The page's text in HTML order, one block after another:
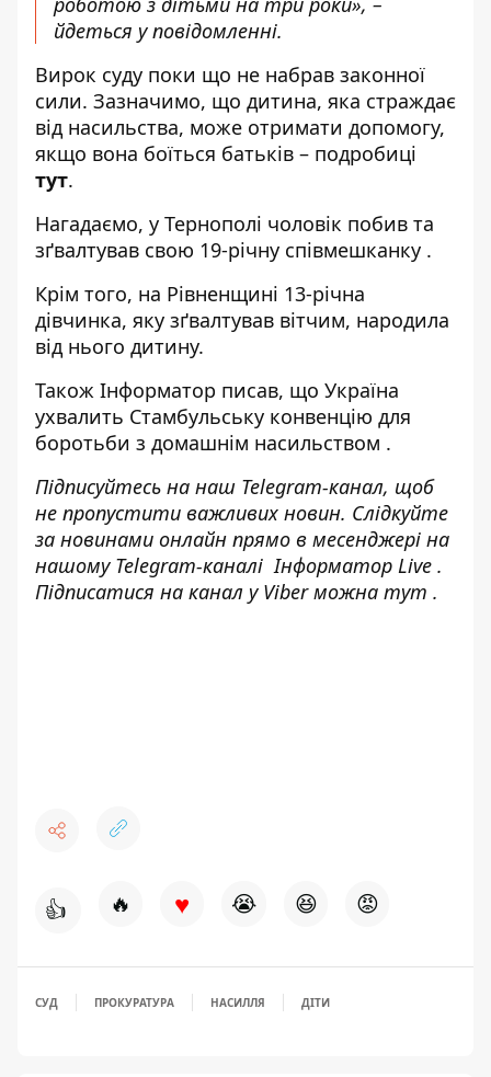
йдеться у повідомленні.
Вирок суду поки що не набрав законної
сили. Зазначимо, що дитина, яка страждає
від насильства, може отримати допомогу,
якщо вона боїться батьків – подробиці
тут.
Нагадаємо, у Тернополі чоловік побив та
зґвалтував свою 19-річну співмешканку .
Крім того, на Рівненщині 13-річна
дівчинка, яку зґвалтував вітчим, народила
від нього дитину.
Також Інформатор писав, що Україна
ухвалить Стамбульську конвенцію для
боротьби з домашнім насильством .
Підписуйтесь на наш Telegram-канал, щоб
не пропустити важливих новин. Слідкуйте
за новинами онлайн прямо в месенджері на
нашому Telegram-каналіІнформатор Live .
Підписатися на канал у Viber можна тут .
👍 🔥 ♥ 😭 😆 😡
СУД ПРОКУРАТУРА НАСИЛЛЯ ДІТИ